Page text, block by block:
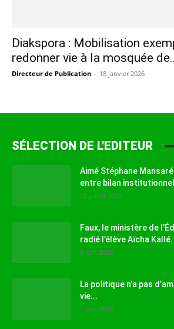
Diakspora : Mobilisation
redonner vie à la mosquée
Directeur de Publication - 18 janvier 2026
SÉLECTION DE L'EDITEUR
Aimé Stéphane Mansaré
entre bilan
12 juillet 2026
Faux, le ministère de
radié l’élève Aïcha
9 juin 2026
La politique n’a pas
vie...
1 juin 2026